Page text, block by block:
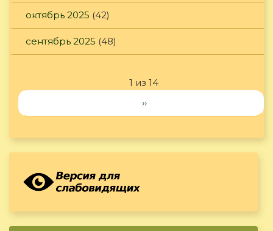
октябрь 2025 (42)
сентябрь 2025 (48)
1 из 14
››